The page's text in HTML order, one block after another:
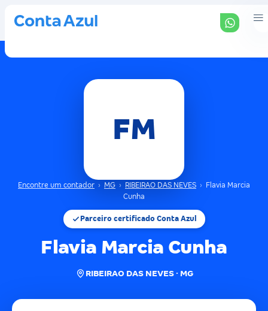
FM
Encontre um contador › MG › RIBEIRAO DAS NEVES ›
Flavia Marcia
Cunha
Parceiro certificado Conta Azul
Flavia Marcia Cunha
RIBEIRAO DAS NEVES · MG